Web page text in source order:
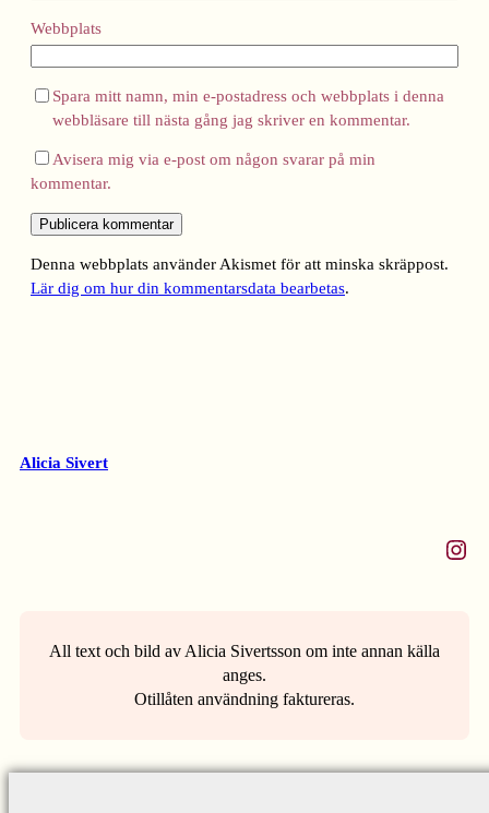
Webbplats
Spara mitt namn, min e-postadress och webbplats i denna
webbläsare till nästa gång jag skriver en kommentar.
Avisera mig via e-post om någon svarar på min
kommentar.
Denna webbplats använder Akismet för att minska skräppost.
Lär dig om hur din kommentarsdata bearbetas.
Alicia Sivert
Instagram
All text och bild av Alicia Sivertsson om inte annan källa
anges.
Otillåten användning faktureras.